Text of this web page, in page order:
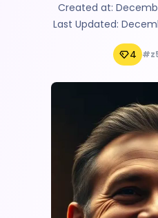
Created at:
Last Updated:
4